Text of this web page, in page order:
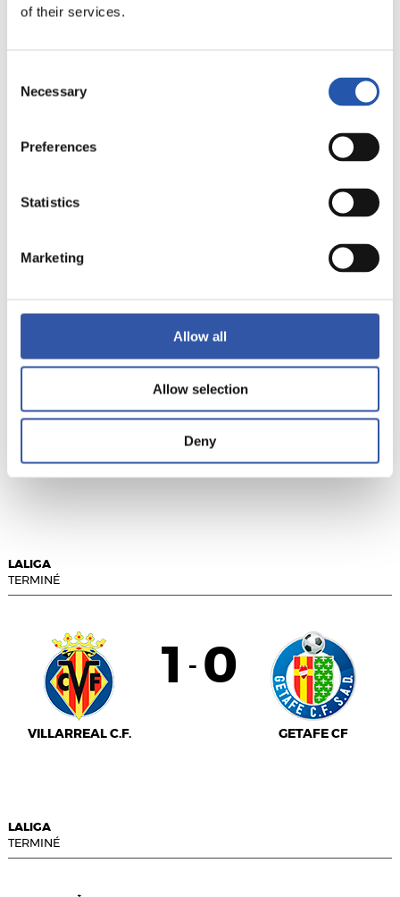
of their services.
Selection
Necessary
Preferences
Statistics
Marketing
Allow all
Allow selection
Deny
LALIGA
TERMINÉ
LALIGA
3-3
LALIGA
TERMINÉ
VILLARREAL C.F.
1 - 0
GETAFE CF
LALIGA
TERMINÉ